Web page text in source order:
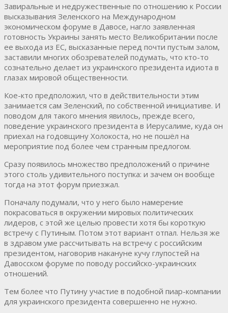
Завиральные и недружественные по отношению к России
высказывания Зеленского на Международном
экономическом форуме в Давосе, нагло заявленная
готовность Украины занять место Великобритании после
ее выхода из ЕС, высказанные перед почти пустым залом,
заставили многих обозревателей подумать, что кто-то
сознательно делает из украинского президента идиота в
глазах мировой общественности.
Кое-кто предположил, что в действительности этим
занимается сам Зеленский, по собственной инициативе. И
поводом для такого мнения явилось, прежде всего,
поведение украинского президента в Иерусалиме, куда он
приехал на годовщину Холокоста, но не пошёл на
мероприятие под более чем странным предлогом.
Сразу появилось множество предположений о причине
этого столь удивительного поступка: и зачем он вообще
тогда на этот форум приезжал.
Поначалу подумали, что у него было намерение
покрасоваться в окружении мировых политических
лидеров, с этой же целью провести хотя бы короткую
встречу с Путиным. Потом этот вариант отпал. Нельзя же
в здравом уме рассчитывать на встречу с российским
президентом, наговорив накануне кучу глупостей на
Давосском форуме по поводу российско-украинских
отношений.
Тем более что Путину участие в подобной пиар-компании
для украинского президента совершенно не нужно.